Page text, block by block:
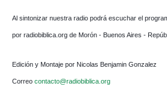
Al sintonizar nuestra radio podrá escuchar el
por radiobiblica.org de Morón - Buenos Aires -
Edición y Montaje por Nicolas Benjamin Gonzalez
Correo contacto@radiobiblica.org